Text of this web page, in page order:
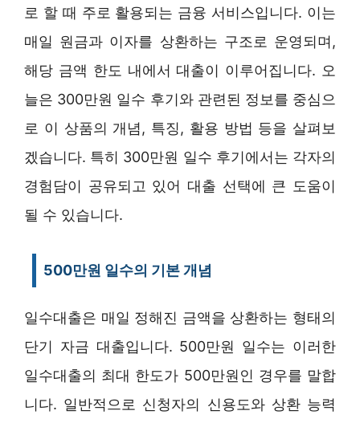
로 할 때 주로 활용되는 금융 서비스입니다. 이는
매일 원금과 이자를 상환하는 구조로 운영되며,
해당 금액 한도 내에서 대출이 이루어집니다. 오
늘은 300만원 일수 후기와 관련된 정보를 중심으
로 이 상품의 개념, 특징, 활용 방법 등을 살펴보
겠습니다. 특히 300만원 일수 후기에서는 각자의
경험담이 공유되고 있어 대출 선택에 큰 도움이
될 수 있습니다.
500만원 일수의 기본 개념
일수대출은 매일 정해진 금액을 상환하는 형태의
단기 자금 대출입니다. 500만원 일수는 이러한
일수대출의 최대 한도가 500만원인 경우를 말합
니다. 일반적으로 신청자의 신용도와 상환 능력